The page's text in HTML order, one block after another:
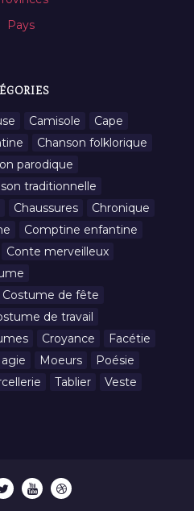
Pays
Camisole
Cape
Chanson folklorique
parodique
traditionnelle
Chaussures
Chronique
Comptine enfantine
Conte merveilleux
Costume de fête
de travail
Croyance
Facétie
Moeurs
Poésie
Tablier Veste